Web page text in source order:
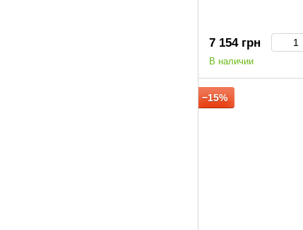
7 154 грн
В наличии
−15%